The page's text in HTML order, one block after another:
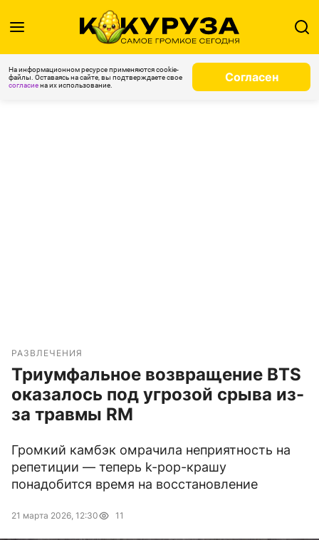
На информационном ресурсе применяются cookie-
файлы. Оставаясь на сайте, вы подтверждаете свое
согласиена их использование.
Согласен
РАЗВЛЕЧЕНИЯ
Триумфальное возвращение BTS
оказалось под угрозой срыва из-
за травмы RM
Громкий камбэк омрачила неприятность на
репетиции — теперь k-pop-крашу
понадобится время на восстановление
21 марта 2026, 12:30 11